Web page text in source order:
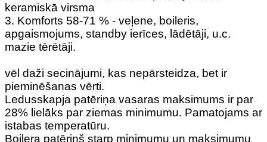
keramiskā virsma
3. Komforts 58-71 % - veļene, boileris,
apgaismojums, standby ierīces, lādētāji, u.c.
mazie tērētāji.
vēl daži secinājumi, kas nepārsteidza, bet ir
pieminēšanas vērti.
Ledusskapja patēriņa vasaras maksimums ir par
28% lielāks par ziemas minimumu. Pamatojams ar
istabas temperatūru.
Boilera patēriņš starp minimumu un maksimumu